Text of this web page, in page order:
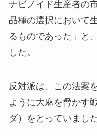
ナビノイド生産者の
品種の選択において
るものであった」と
した。
反対派は、この法案
ように大麻を脅かす
ダ）をとっていました